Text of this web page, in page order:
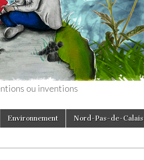
ou inventions
Environnement Nord-Pas-de-Calais